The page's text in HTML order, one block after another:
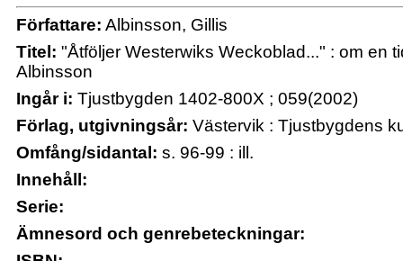
Författare: Albinsson, Gillis
Titel: "Åtföljer Westerwiks Weckoblad..." : om en
Albinsson
Ingår i: Tjustbygden 1402-800X ; 059(2002)
Förlag, utgivningsår: Västervik : Tjustbygdens
Omfång/sidantal: s. 96-99 : ill.
Innehåll:
Serie:
Ämnesord och genrebeteckningar: